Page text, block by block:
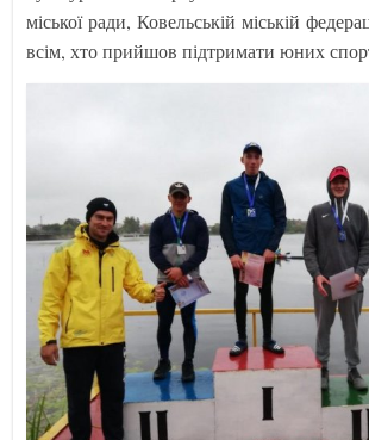
міської ради, Ковельській міській
всім, хто прийшов підтримати юних